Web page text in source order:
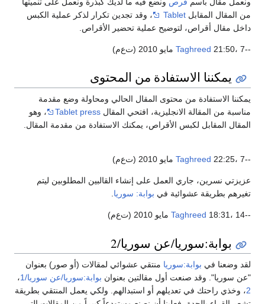
من المقال المقابل Tablet
، وقد تجدين تكرار لذكر عملية الكبس
داخل مقال أقراص، لتوضيح عملية تحضير الأقراص.
--
Taghreed 21:50، 7 مايو 2010 (ت‌ع‌م)
يمكننا الاستفادة من المحتوى
يمكننا الاستفادة من محتوى المقال الحالي ومحاولة وضع مقدمة
مناسبة من المقالة الانجليزية، افتحي المقال Tablet press
، وهو
المقال المقابل لكبس الأقراص، يمكنك الاستفادة من مقدمة المقال.
--
Taghreed 22:25، 7 مايو 2010 (ت‌ع‌م)
عزيزتي نسرين، جاري العمل على إنشاء القالبين المطلوبين ليتم
تغيرهم بطريقة عشوائية في بوابة: سوريا
--
Taghreed 18:31، 14 مايو 2010 (ت‌ع‌م)
بوابة:سوريا/عن سوريا/2
لقد وضعنا في بوابة:سوريا منتقي عشوائي لمقالات (أو صور) بعنوان
"عن سوريا". وقد صنعت أول مقالتين بعنوان بوابة:سوريا/عن سوريا/1 ،
2، وخذي راحتك في تعديلهم أو استبدالهم. ولكي يعمل المنتقي بطريقة